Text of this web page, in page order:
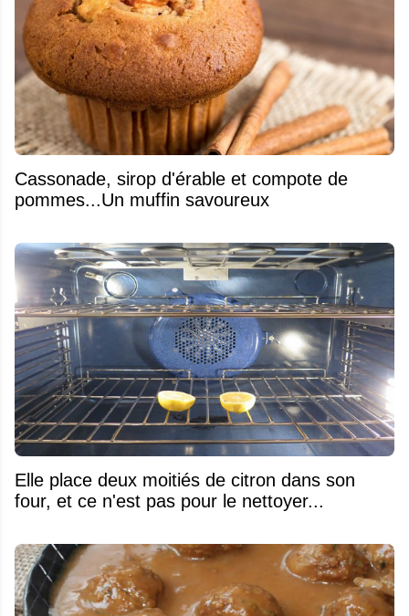
​Cassonade, sirop d'érable et compote de
pommes...Un muffin savoureux
Elle place deux moitiés de citron dans son
four, et ce n'est pas pour le nettoyer...